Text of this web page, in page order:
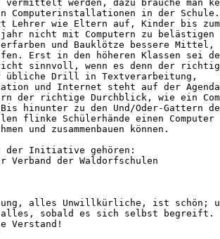
vermittelt werden, dazu brauche man
Computerinstallationen in der
Lehrer wie Eltern auf, Kinder bis zum
nicht mit Computern zu
und Bauklötze bessere Mittel,
Erst in den höheren Klassen sei
sinnvoll, wenn es denn der
Drill in Textverarbeitung,
und Internet steht auf der
der richtige Durchblick, wie ein
hinunter zu den Und/Oder-Gattern
flinke Schülerhände einen Computer
und zusammenbauen können.
der Initiative gehören:
der Waldorfschulen
alles Unwillkürliche, ist schön;
alles, sobald es sich selbst begreift.
Verstand!